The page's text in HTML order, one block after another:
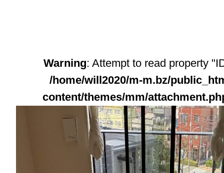
Warning: Attempt to read property
/home/will2020/m-m.bz/
content/themes/mm/